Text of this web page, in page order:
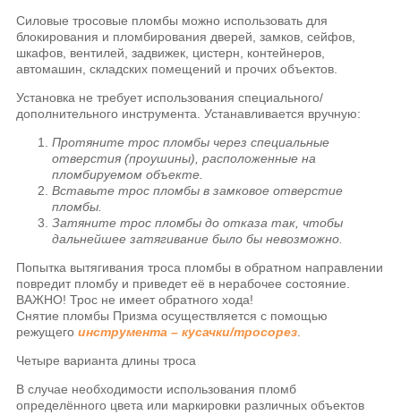
Силовые тросовые пломбы можно использовать для
блокирования и пломбирования дверей, замков, сейфов,
шкафов, вентилей, задвижек, цистерн, контейнеров,
автомашин, складских помещений и прочих объектов.
Установка не требует использования специального/
дополнительного инструмента. Устанавливается вручную:
Протяните трос пломбы через специальные
отверстия (проушины), расположенные на
пломбируемом объекте.
Вставьте трос пломбы в замковое отверстие
пломбы.
Затяните трос пломбы до отказа так, чтобы
дальнейшее затягивание было бы невозможно.
Попытка вытягивания троса пломбы в обратном направлении
повредит пломбу и приведет её в нерабочее состояние.
ВАЖНО! Трос не имеет обратного хода!
Снятие пломбы Призма осуществляется с помощью
режущегоинструмента – кусачки/тросорез
Четыре варианта длины троса
В случае необходимости использования пломб
определённого цвета или маркировки различных объектов